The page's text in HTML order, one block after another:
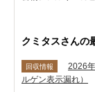
クミタスさんの
回収情報
2026
ルゲン表示漏れ）